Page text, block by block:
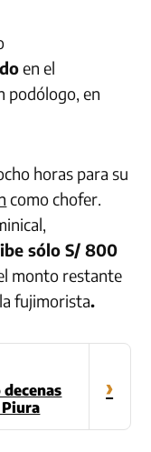
en el
podólogo, en
horas para su
como chofer.
sólo S/ 800
monto restante
fujimorista.
›